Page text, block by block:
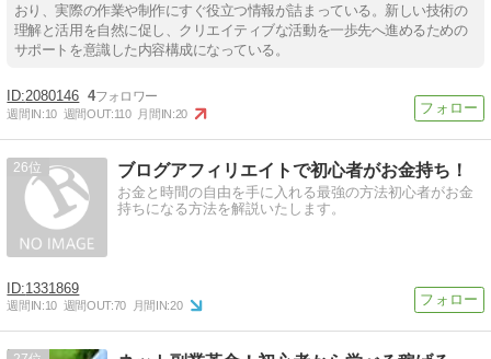
おり、実際の作業や制作にすぐ役立つ情報が詰まっている。新しい技術の
理解と活用を自然に促し、クリエイティブな活動を一歩先へ進めるための
サポートを意識した内容構成になっている。
2080146 4
週間IN:10 週間OUT:110 月間IN:20
26 ブログアフィリエイトで初心者がお金持ち！
お金と時間の自由を手に入れる最強の方法初心者がお金
持ちになる方法を解説いたします。
1331869
週間IN:10 週間OUT:70 月間IN:20